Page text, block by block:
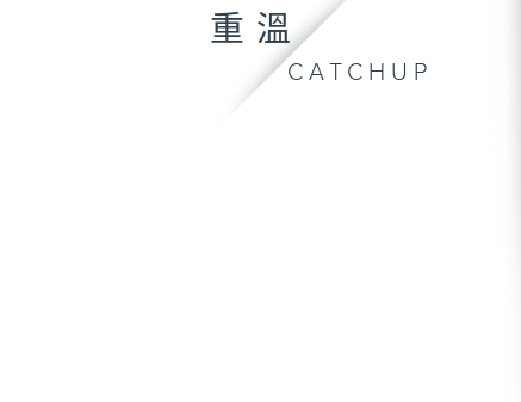
重溫
CATCHUP